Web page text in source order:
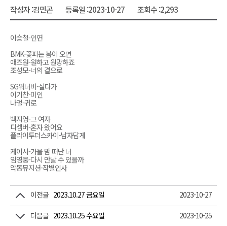
작성자 :김민곤 등록일 :2023-10-27 조회수 :2,293
이승철-인연
BMK-꽃피는 봄이 오면
애즈원-원하고 원망하죠
조성모-너의 곁으로
SG워너비-살다가
이기찬-미인
나얼-귀로
백지영-그 여자
디셈버-혼자 왔어요
플라이투더스카이-남자답게
케이시-가을 밤 떠난 너
임영웅-다시 만날 수 있을까
악동뮤지션-작별인사
이전글 2023.10.27 금요일 2023-10-27
다음글 2023.10.25 수요일 2023-10-25